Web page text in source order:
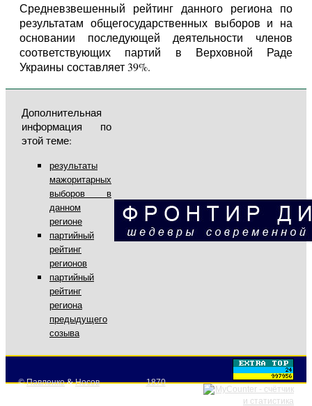
Средневзвешенный рейтинг данного региона по
результатам общегосударственных выборов и на
основании последующей деятельности членов
соответствующих партий в Верховной Раде
Украины составляет 39%.
Дополнительная
информация по
этой теме:
результаты
мажоритарных
выборов в
данном
регионе
партийный
рейтинг
регионов
партийный
рейтинг
региона
предыдущего
созыва
©Павленко&Носов 1870